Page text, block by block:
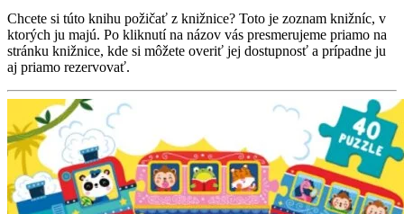
Chcete si túto knihu požičať z knižnice? Toto je zoznam knižníc, v
ktorých ju majú. Po kliknutí na názov vás presmerujeme priamo na
stránku knižnice, kde si môžete overiť jej dostupnosť a prípadne ju
aj priamo rezervovať.